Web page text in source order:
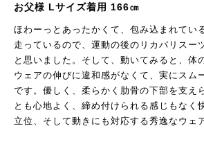
お父様 Lサイズ着用 166㎝
ほわーっとあったかくて、包み込まれてい
走っているので、運動の後のリカバリスー
と思いました。そして、動いてみると、体
ウェアの伸びに違和感がなくて、実にスム
です。優しく、柔らかく肋骨の下部を支え
とも心地よく、締め付けられる感じもなく
立位、そして動きにも対応する秀逸なウェ